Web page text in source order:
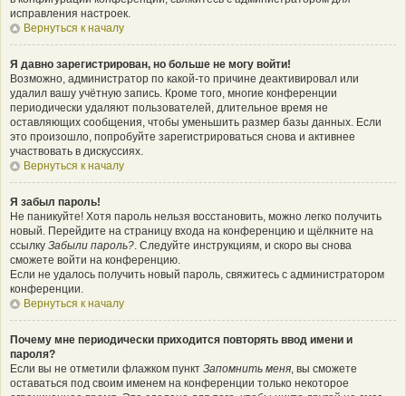
исправления настроек.
Вернуться к началу
Я давно зарегистрирован, но больше не могу войти!
Возможно, администратор по какой-то причине деактивировал или
удалил вашу учётную запись. Кроме того, многие конференции
периодически удаляют пользователей, длительное время не
оставляющих сообщения, чтобы уменьшить размер базы данных. Если
это произошло, попробуйте зарегистрироваться снова и активнее
участвовать в дискуссиях.
Вернуться к началу
Я забыл пароль!
Не паникуйте! Хотя пароль нельзя восстановить, можно легко получить
новый. Перейдите на страницу входа на конференцию и щёлкните на
ссылку Забыли пароль?. Следуйте инструкциям, и скоро вы снова
сможете войти на конференцию.
Если не удалось получить новый пароль, свяжитесь с администратором
конференции.
Вернуться к началу
Почему мне периодически приходится повторять ввод имени и
пароля?
Если вы не отметили флажком пункт Запомнить меня, вы сможете
оставаться под своим именем на конференции только некоторое